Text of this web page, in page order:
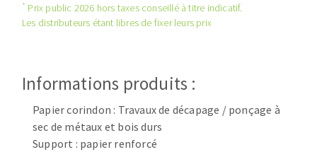
TRAITEMENT DE SURFACE
Disque intissé
Roues à lamelles
Meules sur tigeNETTOYAGE
* Prix public 2026 hors taxes conseillé à titre indicatif.
Les distributeurs étant libres de fixer leurs prix
Informations produits :
Papier corindon : Travaux de décapage / ponçage à
sec de métaux et bois durs
Support : papier renforcé